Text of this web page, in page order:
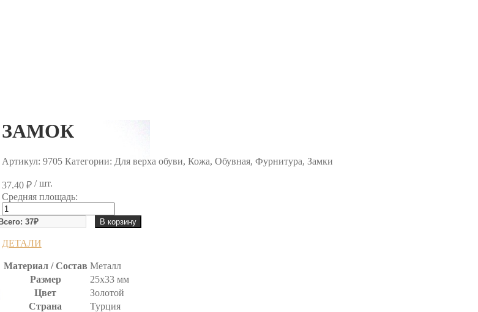
ЗАМОК
Артикул: 9705 Категории: Для верха обуви, Кожа, Обувная, Фурнитура, Замки
37.40 ₽/ шт.
Средняя площадь:
Количество
товара
ЗАМОК
В корзину
ДЕТАЛИ
Материал / Состав Металл
Размер
25х33 мм
Цвет
Золотой
Страна
Турция